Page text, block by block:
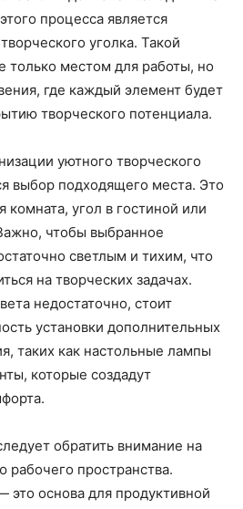
процесса является
уголка. Такой
только местом для работы, но
где каждый элемент будет
творческого потенциала.
уютного творческого
выбор подходящего места. Это
комната, угол в гостиной или
чтобы выбранное
светлым и тихим, что
на творческих задачах.
недостаточно, стоит
установки дополнительных
таких как настольные лампы
которые создадут
обратить внимание на
рабочего пространства.
это основа для продуктивной